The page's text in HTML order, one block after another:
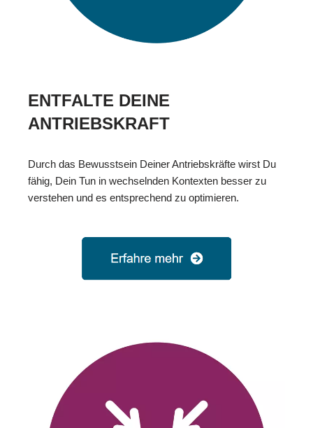
ENTFALTE DEINE
ANTRIEBSKRAFT
Durch das Bewusstsein Deiner Antriebskräfte wirst Du
fähig, Dein Tun in wechselnden Kontexten besser zu
verstehen und es entsprechend zu optimieren.